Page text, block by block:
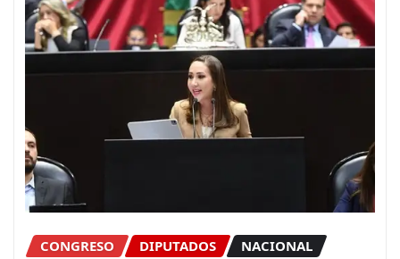
CONGRESO DIPUTADOS NACIONAL